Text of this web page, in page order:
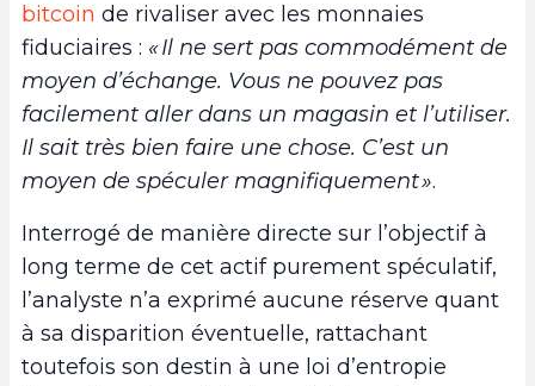
bitcoin de rivaliser avec les monnaies
fiduciaires : « Il ne sert pas commodément de
moyen d’échange. Vous ne pouvez pas
facilement aller dans un magasin et l’utiliser.
Il sait très bien faire une chose. C’est un
moyen de spéculer magnifiquement ».
Interrogé de manière directe sur l’objectif à
long terme de cet actif purement spéculatif,
l’analyste n’a exprimé aucune réserve quant
à sa disparition éventuelle, rattachant
toutefois son destin à une loi d’entropie